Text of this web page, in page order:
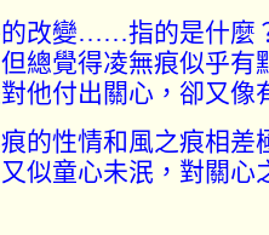
改變……指的是什麼
總覺得凌無痕似乎有
他付出關心，卻又像
的性情和風之痕相差
似童心未泯，對關